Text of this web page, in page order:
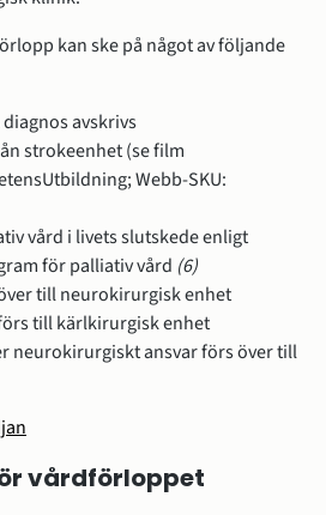
kan ske på något av följande
avskrivs
strokeenhet (se film
Webb-SKU:
vård i livets slutskede enligt
för palliativ vård (6)
till neurokirurgisk enhet
till kärlkirurgisk enhet
neurokirurgiskt ansvar förs över till
vårdförloppet